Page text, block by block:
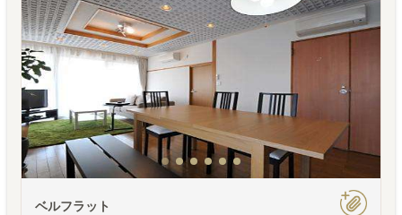
ベルフラット